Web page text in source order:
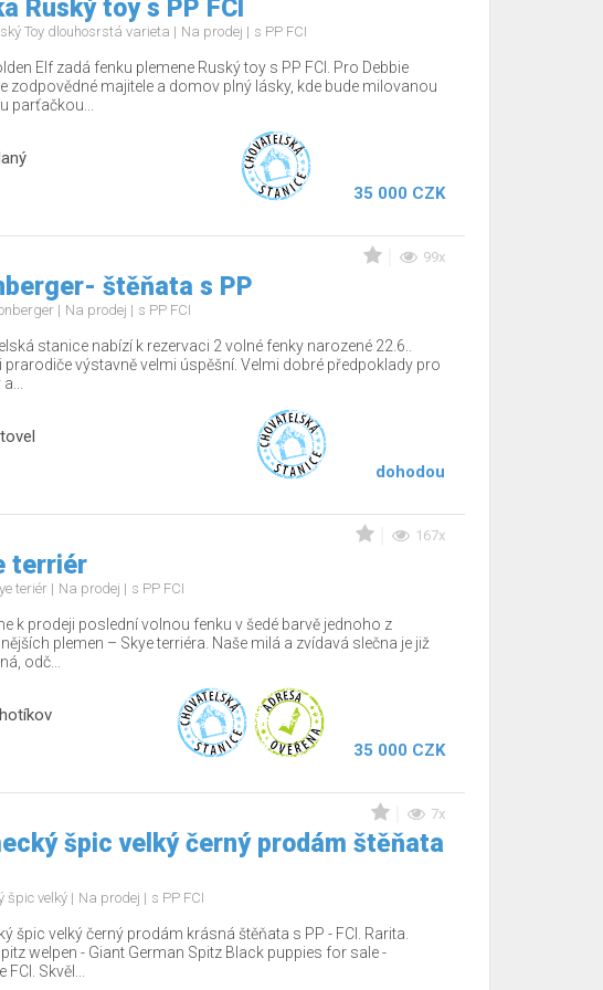
Ruský toy s PP FCI
Toy dlouhosrstá varieta Na prodej s PP FCI
Elf zadá fenku plemene Ruský toy s PP FCI. Pro Debbie
zodpovědné majitele a domov plný lásky, kde bude milovanou
parťačkou...
35 000 CZK
99x
štěňata s PP
Na prodej s PP FCI
stanice nabízí k rezervaci 2 volné fenky narozené 22.6..
prarodiče výstavně velmi úspěšní. Velmi dobré předpoklady pro
dohodou
167x
terriér
teriér Na prodej s PP FCI
k prodeji poslední volnou fenku v šedé barvě jednoho z
plemen – Skye terriéra. Naše milá a zvídavá slečna je již
odč...
35 000 CZK
7x
špic velký černý prodám štěňata
špic velký Na prodej s PP FCI
špic velký černý prodám krásná štěňata s PP - FCI. Rarita.
welpen - Giant German Spitz Black puppies for sale -
FCI. Skvěl...